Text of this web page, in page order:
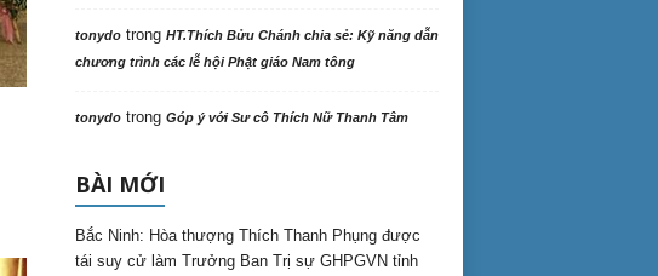
tonydotrong HT.Thích Bửu Chánh chia sẻ: Kỹ năng dẫn
chương trình các lễ hội Phật giáo Nam tông
tonydotrong Góp ý với Sư cô Thích Nữ Thanh Tâm
BÀI MỚI
Bắc Ninh: Hòa thượng Thích Thanh Phụng được
tái suy cử làm Trưởng Ban Trị sự GHPGVN tỉnh